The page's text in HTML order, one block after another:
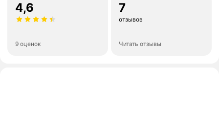
4,6
9 оценок
7
отзывов
Читать отзывы